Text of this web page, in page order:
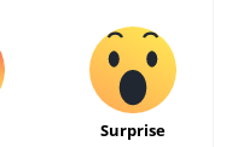
Surprise